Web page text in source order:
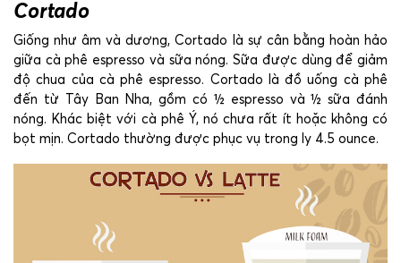
Cortado
Giống như âm và dương, Cortado là sự cân bằng hoàn hảo
giữa cà phê espresso và sữa nóng. Sữa được dùng để giảm
độ chua của cà phê espresso. Cortado là đồ uống cà phê
đến từ Tây Ban Nha, gồm có ½ espresso và ½ sữa đánh
nóng. Khác biệt với cà phê Ý, nó chưa rất ít hoặc không có
bọt mịn. Cortado thường được phục vụ trong ly 4.5 ounce.